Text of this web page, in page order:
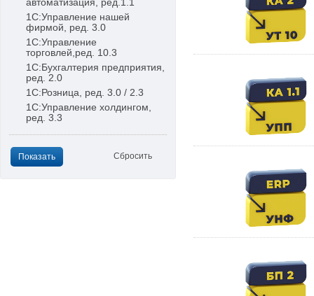
1С:Управление нашей
фирмой, ред. 3.0
1С:Управление
торговлей,ред. 10.3
1С:Бухгалтерия предприятия,
ред. 2.0
1С:Розница, ред. 3.0 / 2.3
1С:Управление холдингом,
ред. 3.3